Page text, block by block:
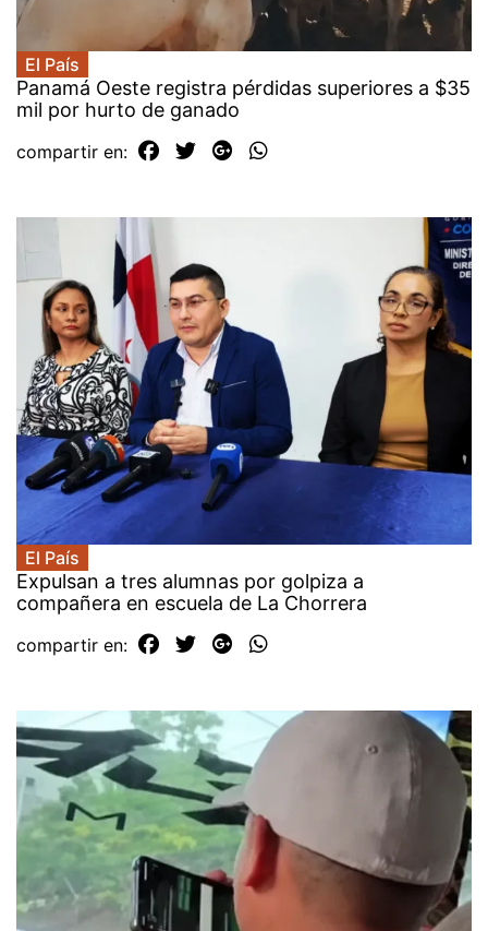
El País
Panamá Oeste registra pérdidas superiores a $35
mil por hurto de ganado
compartir en:
El País
Expulsan a tres alumnas por golpiza a
compañera en escuela de La Chorrera
compartir en: